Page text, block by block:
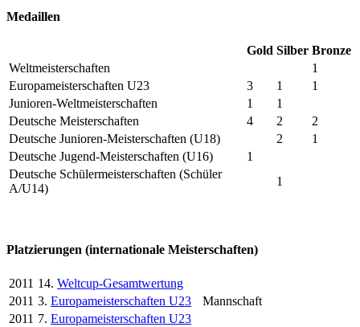
Medaillen
Gold Silber Bronze
Weltmeisterschaften
1
Europameisterschaften U23
3 1
1
Junioren-Weltmeisterschaften
1
1
Deutsche Meisterschaften
4 2
2
Deutsche Junioren-Meisterschaften (U18)
2
1
Deutsche Jugend-Meisterschaften (U16)
1
Deutsche Schülermeisterschaften (Schüler
A/U14)
1
Platzierungen (internationale Meisterschaften)
2011 14. Weltcup-Gesamtwertung
2011 3. Europameisterschaften U23
Mannschaft
2011 7. Europameisterschaften U23